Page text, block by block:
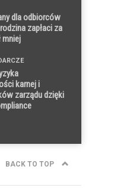
dla odbiorców
zapłaci za
mniej
karnej i
zarządu dzięki
BACK TO TOP